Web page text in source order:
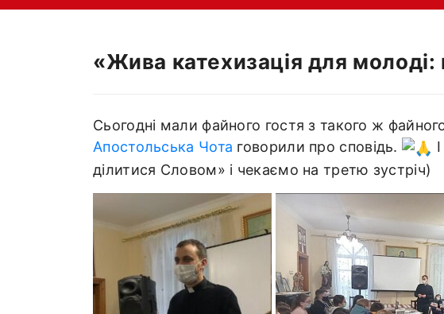
«Жива катехизація для
Сьогодні мали файного гостя з такого ж
Апостольська Чота говорили про сповідь.
ділитися Словом» і чекаємо на третю зустріч)